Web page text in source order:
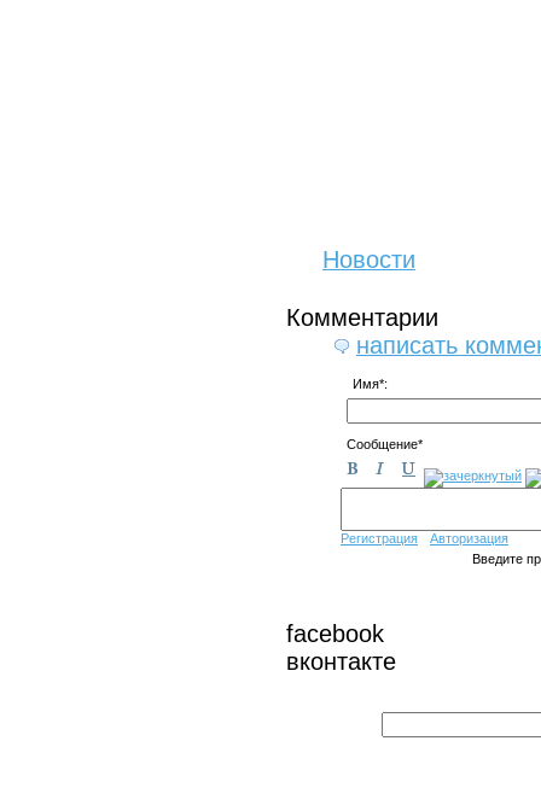
Новости
Комментарии
написать
Имя*:
Сообщение*
Регистрация
Авторизация
Введите
facebook
вконтакте